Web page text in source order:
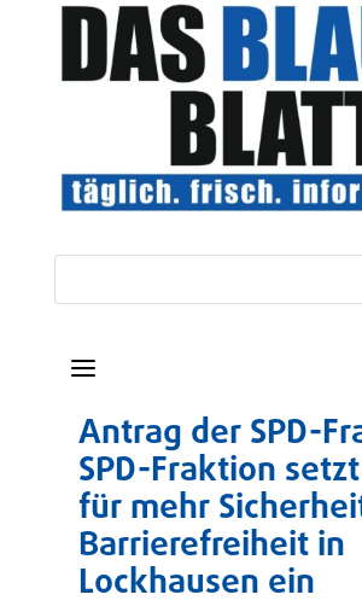
a
Antrag der SPD-
SPD-Fraktion
für mehr
Barrierefreiheit in
Lockhausen ein